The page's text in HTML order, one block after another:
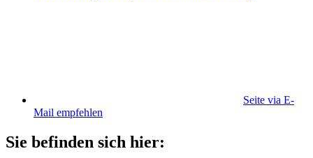
Seite via E-
Mail empfehlen
Sie befinden sich hier: